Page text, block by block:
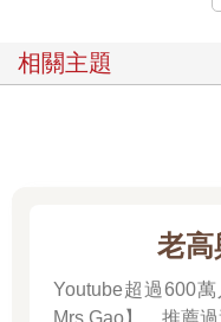
相關主題
老高
Youtube超過600